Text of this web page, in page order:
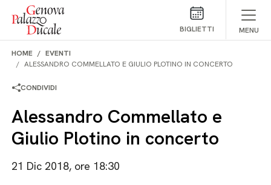
Salta al contenuto
BIGLIETTI MENU
HOME
EVENTI
ALESSANDRO COMMELLATO E GIULIO PLOTINO IN CONCERTO
CONDIVIDI
Alessandro Commellato e
Giulio Plotino in concerto
21 Dic 2018, ore 18:30